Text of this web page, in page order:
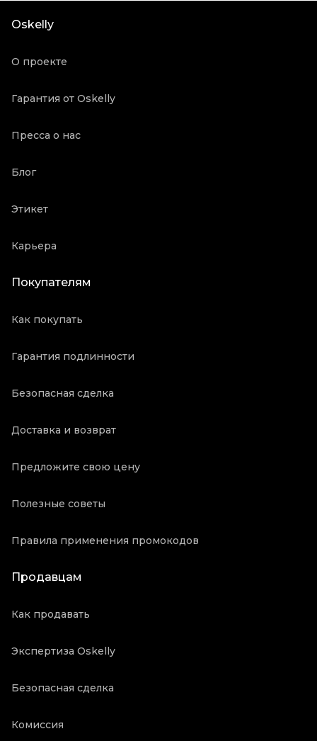
Состояние товара
Oskelly
О проекте
Гарантия от Oskelly
Пресса о нас
Блог
Этикет
Карьера
Покупателям
Как покупать
Гарантия подлинности
Безопасная сделка
Доставка и возврат
Предложите свою цену
Полезные советы
Правила применения промокодов
Продавцам
Как продавать
Экспертиза Oskelly
Безопасная сделка
Комиссия